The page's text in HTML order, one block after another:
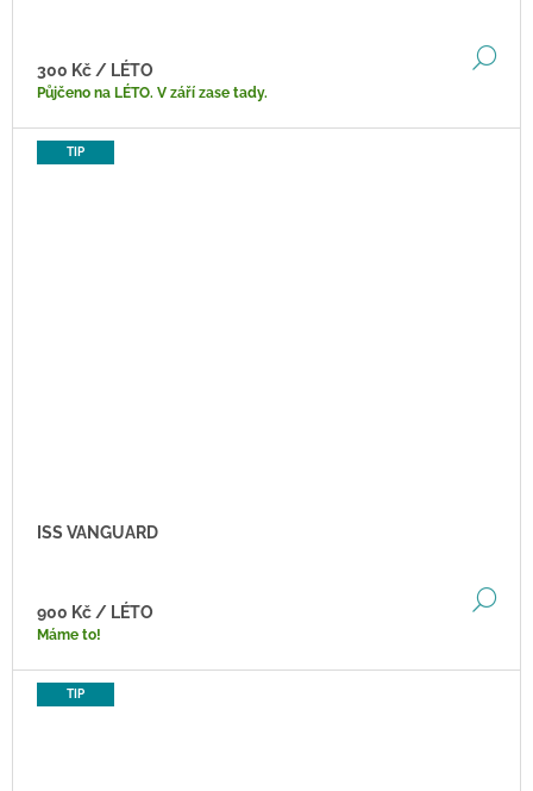
300 Kč/ LÉTO
Půjčeno na LÉTO. V září zase tady.
TIP
ISS VANGUARD
900 Kč/ LÉTO
Máme to!
TIP